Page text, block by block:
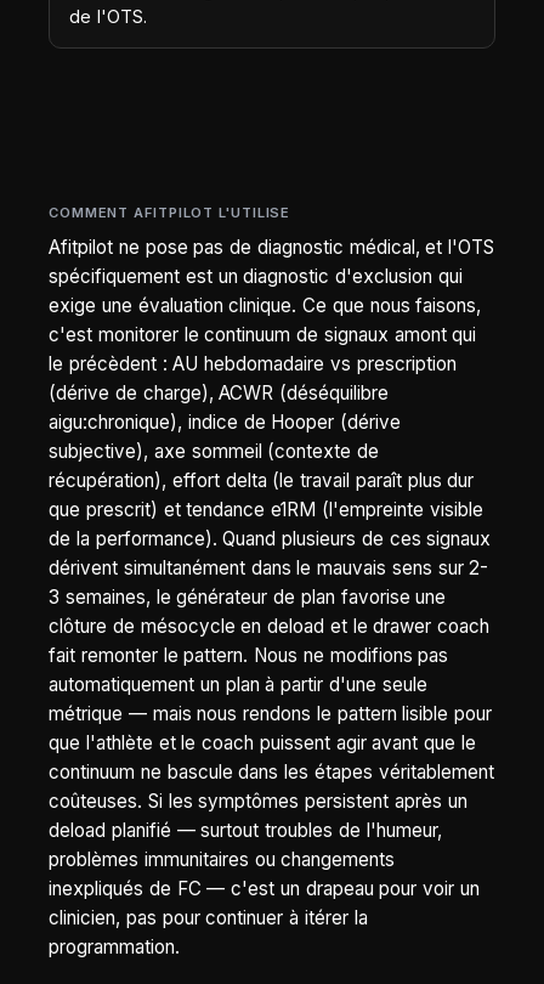
de l'OTS.
COMMENT AFITPILOT L'UTILISE
Afitpilot ne pose pas de diagnostic médical, et l'OTS
spécifiquement est un diagnostic d'exclusion qui
exige une évaluation clinique. Ce que nous faisons,
c'est monitorer le continuum de signaux amont qui
le précèdent : AU hebdomadaire vs prescription
(dérive de charge), ACWR (déséquilibre
aigu:chronique), indice de Hooper (dérive
subjective), axe sommeil (contexte de
récupération), effort delta (le travail paraît plus dur
que prescrit) et tendance e1RM (l'empreinte visible
de la performance). Quand plusieurs de ces signaux
dérivent simultanément dans le mauvais sens sur 2-
3 semaines, le générateur de plan favorise une
clôture de mésocycle en deload et le drawer coach
fait remonter le pattern. Nous ne modifions pas
automatiquement un plan à partir d'une seule
métrique — mais nous rendons le pattern lisible pour
que l'athlète et le coach puissent agir avant que le
continuum ne bascule dans les étapes véritablement
coûteuses. Si les symptômes persistent après un
deload planifié — surtout troubles de l'humeur,
problèmes immunitaires ou changements
inexpliqués de FC — c'est un drapeau pour voir un
clinicien, pas pour continuer à itérer la
programmation.